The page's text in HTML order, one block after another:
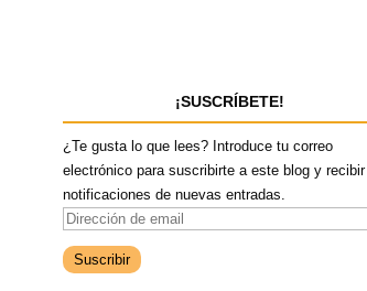
¡SUSCRÍBETE!
¿Te gusta lo que lees? Introduce tu correo
electrónico para suscribirte a este blog y recibir
notificaciones de nuevas entradas.
D
r